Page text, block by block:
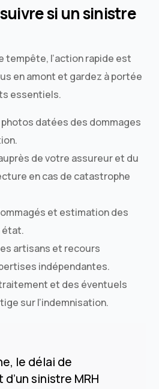
si un sinistre
tempête, l’action rapide est
en amont et gardez à portée
essentiels.
datées des dommages
de votre assureur et du
en cas de catastrophe
et estimation des
état.
artisans et recours
indépendantes.
et des éventuels
sur l’indemnisation.
le délai de
sinistre MRH